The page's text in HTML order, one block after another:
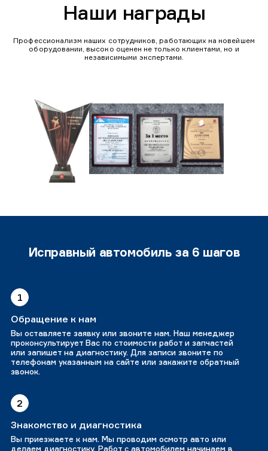
Наши награды
Профессионализм наших сотрудников, работающих на новейшем
оборудовании, высоко оценен не только клиентами, но и
независимыми экспертами.
Исправный автомобиль за 6 шагов
1
Обращение к нам
Вы оставляете заявку или звоните нам. Наш менеджер
проконсультирует Вас по стоимости работ и запчастей
или запишет на диагностику. Для записи звоните по
телефонам указанным на сайте или закажите обратный
звонок.
2
Знакомство и диагностика
Вы приезжаете к нам. Мы проводим осмотр авто или
делаем диагностику. Работ с автомобилем начинаем в